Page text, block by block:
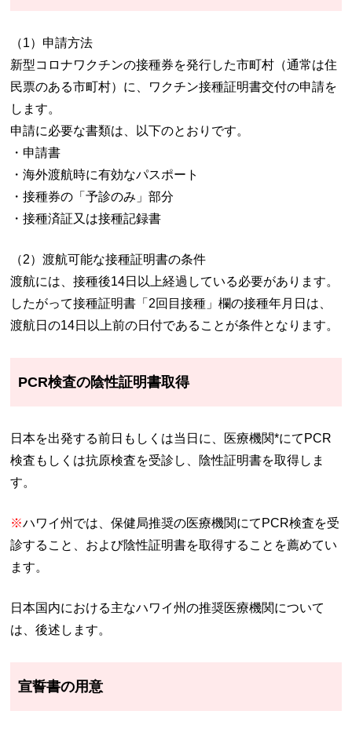
（1）申請方法
新型コロナワクチンの接種券を発行した市町村（通常は住
民票のある市町村）に、ワクチン接種証明書交付の申請を
します。
申請に必要な書類は、以下のとおりです。
・申請書
・海外渡航時に有効なパスポート
・接種券の「予診のみ」部分
・接種済証又は接種記録書
（2）渡航可能な接種証明書の条件
渡航には、接種後14日以上経過している必要があります。
したがって接種証明書「2回目接種」欄の接種年月日は、
渡航日の14日以上前の日付であることが条件となります。
PCR検査の陰性証明書取得
日本を出発する前日もしくは当日に、医療機関*にてPCR
検査もしくは抗原検査を受診し、陰性証明書を取得しま
す。
※ハワイ州では、保健局推奨の医療機関にてPCR検査を受
診すること、および陰性証明書を取得することを薦めてい
ます。
日本国内における主なハワイ州の推奨医療機関について
は、後述します。
宣誓書の用意